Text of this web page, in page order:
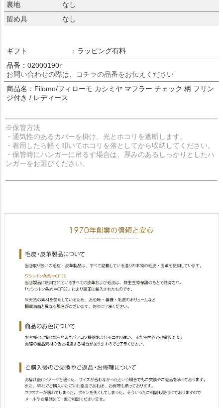
裏地
なし
留め具
なし
ギフト
：ラッピング有料
品番：02000190r
お問い合わせの際は、コチラの品番をお伝えください
商品名：Filomo/フィローモ カシミヤ マフラー チェック 柄 フリン
ジ付き / レディース
※保管方法
・通気性のあるカバーを掛け、光とホコリを遮断します。
・着用したら軽く叩いてホコリを落としてから収納してください。
・保管時にハンガーに吊るす場合は、厚みのあるしっかりとしたハ
ンガーをお選びください。